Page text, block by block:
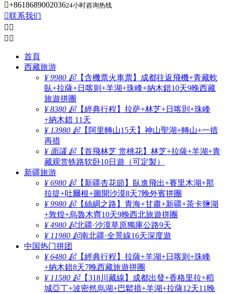
+861868900203624小时咨询热线
联系我们
 
 
首頁
西藏旅游
¥ 9980 起【含機票火車票】成都往返飛機+青藏軟
臥+拉薩+日喀则+羊湖+珠峰+納木錯10天9晚西藏
旅遊拼團
¥ 8380 起【經典行程】拉萨+林芝+日喀則+珠峰
+納木錯 11天
¥ 13980 起【阿里轉山15天】神山聖湖+轉山+一措
再措
¥ 面議 起【首飛林芝 赏桃花】林芝+拉薩+羊湖+青
藏观赏铁路软卧10日遊（可定製）
新疆旅游
¥ 6980 起【新疆杏花節】臥進飛出+賽里木湖+那
拉提+吐爾根+圖開沙漠8天7晚外賓拼團
¥ 9980 起【絲綢之路】青海+甘肅+新疆+茶卡鹽湖
+敦煌+烏魯木齊10天9晚西北旅遊拼團
¥ 4980 起北疆·沙漠草原獨庫公路9天
¥ 11980 起南北疆·全景線16天深度遊
中国热门拼团
¥ 6480 起【經典行程】拉薩+羊湖+日喀则+珠峰
+納木錯8天7晚西藏旅遊拼團
¥ 11580 起【318川藏線】成都出發+香格里拉+稻
城亞丁+波密然烏湖+巴鬆措+羊湖+拉薩12天11晚